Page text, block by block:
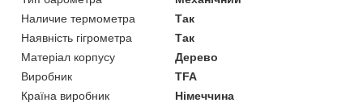
Наличие термометра
Так
Наявність гігрометра
Так
Матеріал корпусу
Дерево
Виробник
TFA
Країна виробник
Німеччина